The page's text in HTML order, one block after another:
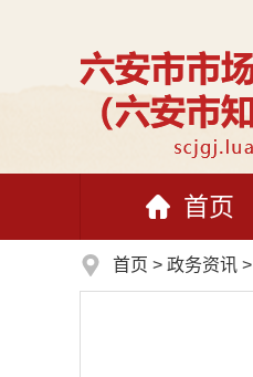
首页
首页 > 政务资讯 >